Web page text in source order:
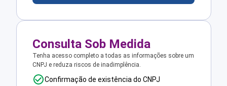
Consulta Sob Medida
Tenha acesso completo a todas as informações sobre um
CNPJ e reduza riscos de inadimplência.
Confirmação de existência do CNPJ